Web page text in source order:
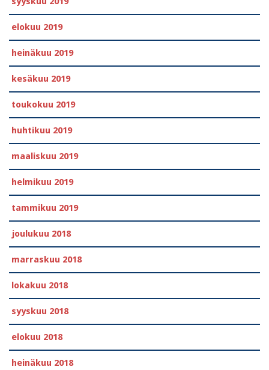
elokuu 2019
heinäkuu 2019
kesäkuu 2019
toukokuu 2019
huhtikuu 2019
maaliskuu 2019
helmikuu 2019
tammikuu 2019
joulukuu 2018
marraskuu 2018
lokakuu 2018
syyskuu 2018
elokuu 2018
heinäkuu 2018